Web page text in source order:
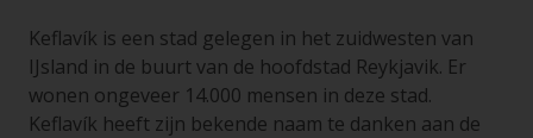
Keflavík is een stad gelegen in het zuidwesten van
IJsland in de buurt van de hoofdstad Reykjavik. Er
wonen ongeveer 14.000 mensen in deze stad.
Keflavík heeft zijn bekende naam te danken aan de